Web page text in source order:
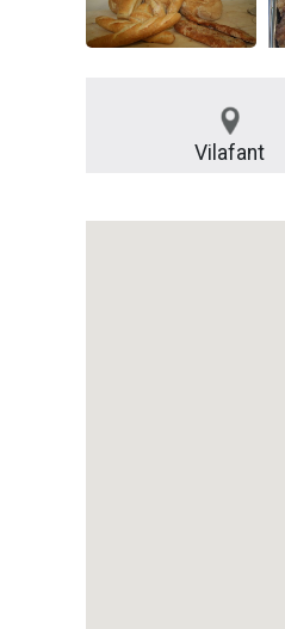
Vilafant